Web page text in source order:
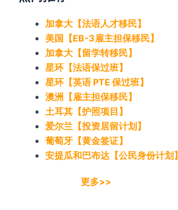
加拿大【法语人才移民】
美国【EB-3雇主担保移民】
加拿大【留学转移民】
星环【法语保过班】
星环【英语 PTE 保过班】
澳洲【雇主担保移民】
土耳其【护照项目】
爱尔兰【投资居留计划】
葡萄牙【黄金签证】
安提瓜和巴布达【公民身份计划】
更多>>